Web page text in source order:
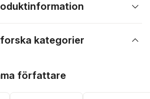
kategorier
författare